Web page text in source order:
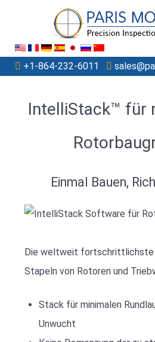
+1-864-232-6011
IntelliStack™ für
Einmal Bauen,
Die weltweit fortschrittlichste
Stapeln von Rotoren und
Stack für minimalen
Unwucht